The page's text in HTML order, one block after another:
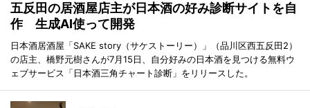
五反田の居酒屋店主が日本酒の好み診断サイトを自
作 生成AI使って開発
日本酒居酒屋「SAKE story（サケストーリー）」（品川区西五反田2）
の店主、橋野元樹さんが7月15日、自分好みの日本酒を見つける無料ウ
ェブサービス「日本酒三角チャート診断」をリリースした。